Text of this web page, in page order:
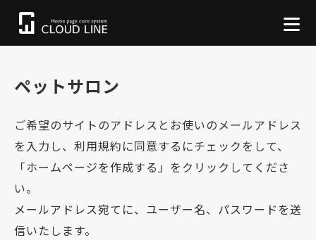
ペットサロン
ご希望のサイトのアドレスとお使いのメールアドレス
を入力し、利用規約に同意するにチェックをして、
「ホームページを作成する」をクリックしてくださ
い。
メールアドレス宛てに、ユーザー名、パスワードを送
信いたします。